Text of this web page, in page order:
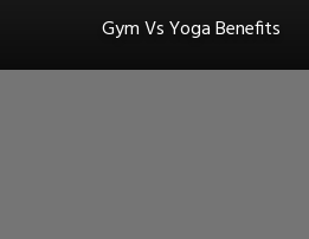
Gym Vs Yoga Benefits